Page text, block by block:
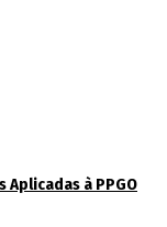
à PPGO